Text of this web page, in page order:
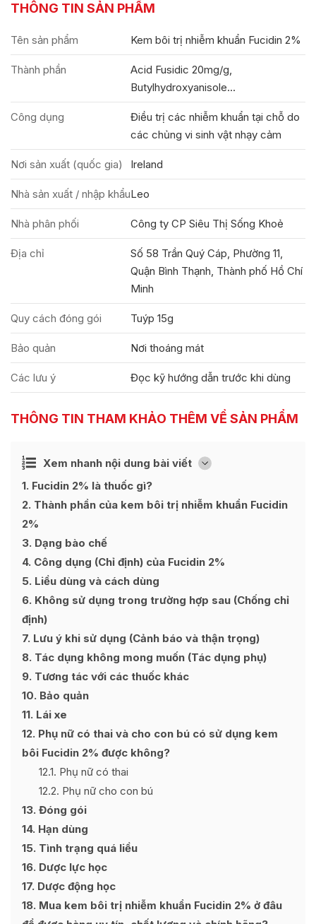
THÔNG TIN SẢN PHẨM
Tên sản phẩm Kem bôi trị nhiễm khuẩn Fucidin 2%
Thành phần
Acid Fusidic 20mg/g,
Butylhydroxyanisole...
Công dụng
Điều trị các nhiễm khuẩn tại chỗ do
các chủng vi sinh vật nhạy cảm
Nơi sản xuất (quốc gia) Ireland
Nhà sản xuất / nhập khẩuLeo
Nhà phân phối Công ty CP Siêu Thị Sống Khoẻ
Địa chỉ
Số 58 Trần Quý Cáp, Phường 11,
Quận Bình Thạnh, Thành phố Hồ Chí
Minh
Quy cách đóng gói Tuýp 15g
Bảo quản Nơi thoáng mát
Các lưu ý Đọc kỹ hướng dẫn trước khi dùng
THÔNG TIN THAM KHẢO THÊM VỀ SẢN PHẨM
Xem nhanh nội dung bài viết [
Ẩn
1 Fucidin 2% là thuốc gì?
2 Thành phần của kem bôi trị nhiễm khuẩn Fucidin
2%
3 Dạng bào chế
4 Công dụng (Chỉ định) của Fucidin 2%
5 Liều dùng và cách dùng
6 Không sử dụng trong trường hợp sau (Chống chỉ
định)
7 Lưu ý khi sử dụng (Cảnh báo và thận trọng)
8 Tác dụng không mong muốn (Tác dụng phụ)
9 Tương tác với các thuốc khác
10 Bảo quản
11 Lái xe
12 Phụ nữ có thai và cho con bú có sử dụng kem
bôi Fucidin 2% được không?
12.1 Phụ nữ có thai
12.2 Phụ nữ cho con bú
13 Đóng gói
14 Hạn dùng
15 Tình trạng quá liều
16 Dược lực học
17 Dược động học
18 Mua kem bôi trị nhiễm khuẩn Fucidin 2% ở đâu